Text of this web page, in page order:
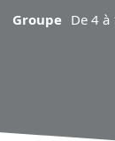
Groupe De 4 à